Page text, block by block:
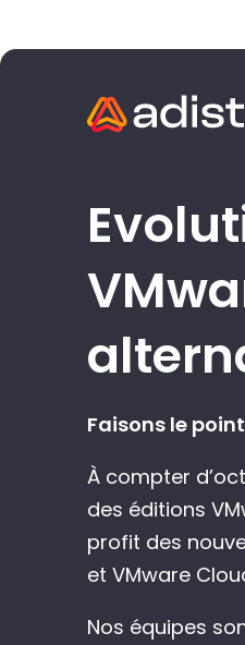
Faisons le
À compter
des éditions
profit des
et VMware
Nos équipes